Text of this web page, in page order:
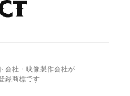
会社・映像製作会社が
録商標です